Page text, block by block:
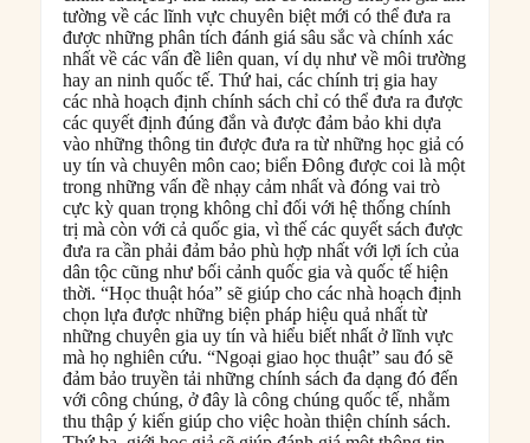
tường về các lĩnh vực chuyên biệt mới có thể đưa ra
được những phân tích đánh giá sâu sắc và chính xác
nhất về các vấn đề liên quan, ví dụ như về môi trường
hay an ninh quốc tế. Thứ hai, các chính trị gia hay
các nhà hoạch định chính sách chỉ có thể đưa ra được
các quyết định đúng đắn và được đảm bảo khi dựa
vào những thông tin được đưa ra từ những học giả có
uy tín và chuyên môn cao; biển Đông được coi là một
trong những vấn đề nhạy cảm nhất và đóng vai trò
cực kỳ quan trọng không chỉ đối với hệ thống chính
trị mà còn với cả quốc gia, vì thế các quyết sách được
đưa ra cần phải đảm bảo phù hợp nhất với lợi ích của
dân tộc cũng như bối cảnh quốc gia và quốc tế hiện
thời. “Học thuật hóa” sẽ giúp cho các nhà hoạch định
chọn lựa được những biện pháp hiệu quả nhất từ
những chuyên gia uy tín và hiểu biết nhất ở lĩnh vực
mà họ nghiên cứu. “Ngoại giao học thuật” sau đó sẽ
đảm bảo truyền tải những chính sách đa dạng đó đến
với công chúng, ở đây là công chúng quốc tế, nhằm
thu thập ý kiến giúp cho việc hoàn thiện chính sách.